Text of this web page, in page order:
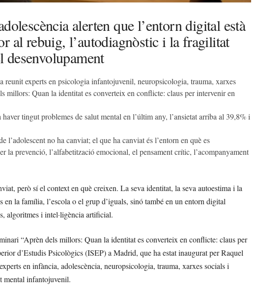
alerten que l’entorn digital està
al rebuig, l’autodiagnòstic i la fragilitat
desenvolupament
reunit experts en psicologia infantojuvenil, neuropsicologia, trauma, xarxes
millors: Quan la identitat es converteix en conflicte: claus per intervenir en
tingut problemes de salut mental en l’últim any, l’ansietat arriba al 39,8% i
no ha canviat; el que ha canviat és l’entorn en què es
la prevenció, l’alfabetització emocional, el pensament crític, l’acompanyament
però sí el context en què creixen. La seva identitat, la seva autoestima i la
en la família, l’escola o el grup d’iguals, sinó també en un entorn digital
algoritmes i intel·ligència artificial.
“Aprèn dels millors: Quan la identitat es converteix en conflicte: claus per
d’Estudis Psicològics (ISEP) a Madrid, que ha estat inaugurat per Raquel
en infància, adolescència, neuropsicologia, trauma, xarxes socials i
mental infantojuvenil.